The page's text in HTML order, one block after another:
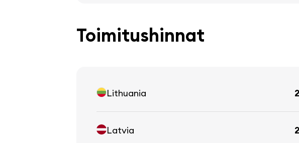
Toimitushinnat
Lithuania
Latvia